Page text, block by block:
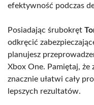
efektywność podczas
Posiadając śrubokręt
odkręcić
planujesz
Xbox One. Pamiętaj, że
znacznie ułatwi cały
lepszych rezultatów.